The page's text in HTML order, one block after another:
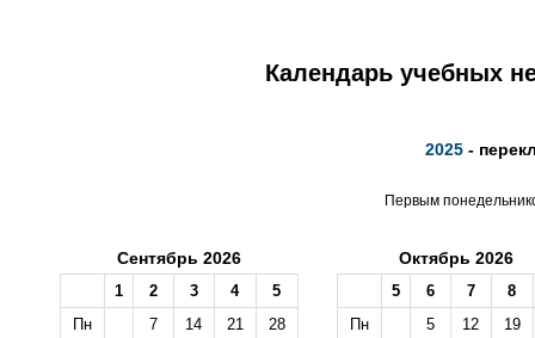
Календарь учебных
2025 -
Первым
Сентябрь 2026
1 2 3 4
5
Пн
7 14 21
28
Октябрь 2026
5 6 7
8
Пн
5 12
19